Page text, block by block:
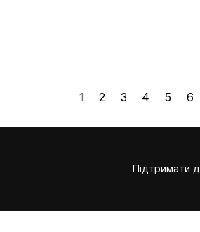
1 2 3 4 5 6
Підтримати